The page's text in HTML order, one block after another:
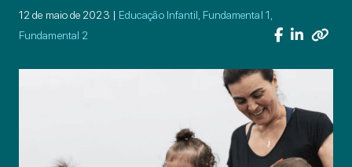
12 de maio de 2023 | Educação Infantil, Fundamental 1,
Fundamental 2